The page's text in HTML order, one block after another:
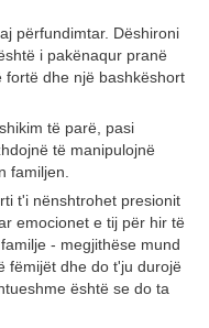
përfundimtar. Dëshironi
i pakënaqur pranë
fortë dhe një bashkëshort
të parë, pasi
të manipulojnë
familjen.
t'i nënshtrohet presionit
emocionet e tij për hir të
- megjithëse mund
fëmijët dhe do t'ju durojë
është se do ta